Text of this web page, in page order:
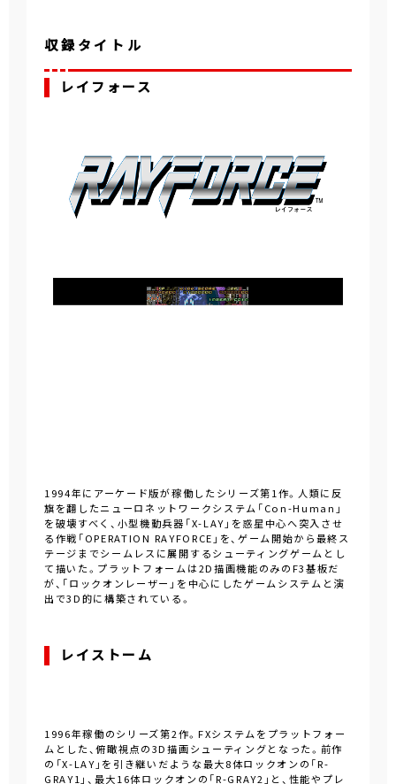
収録タイトル
レイフォース
1994年にアーケード版が稼働したシリーズ第1作。人類に反
旗を翻したニューロネットワークシステム「Con-Human」
を破壊すべく、小型機動兵器「X-LAY」を惑星中心へ突入させ
る作戦「OPERATION RAYFORCE」を、ゲーム開始から最終ス
テージまでシームレスに展開するシューティングゲームとし
て描いた。プラットフォームは2D描画機能のみのF3基板だ
が、「ロックオンレーザー」を中心にしたゲームシステムと演
出で3D的に構築されている。
レイストーム
1996年稼働のシリーズ第2作。FXシステムをプラットフォー
ムとした、俯瞰視点の3D描画シューティングとなった。前作
の「X-LAY」を引き継いだような最大8体ロックオンの「R-
GRAY1」、最大16体ロックオンの「R-GRAY2」と、性能やプレ